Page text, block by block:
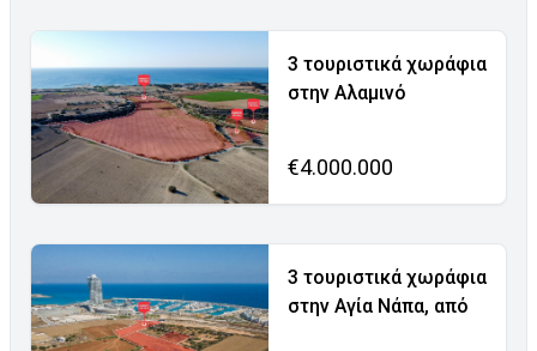
3 τουριστικά χωράφια
στην Αλαμινό
€4.000.000
3 τουριστικά χωράφια
στην Αγία Νάπα, από